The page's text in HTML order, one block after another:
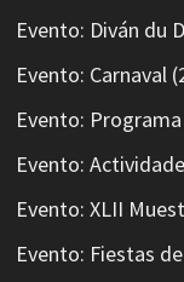
Evento: Diván du
Evento: Carnaval
Evento:
Evento:
Evento: XLII
Evento: Fiestas